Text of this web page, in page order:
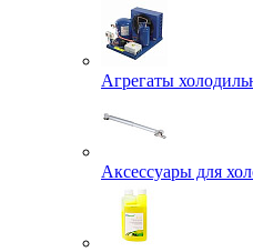
Агрегаты
Аксессуары для